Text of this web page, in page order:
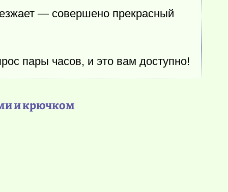
— совершено прекрасный
пары часов, и это вам доступно!
и крючком